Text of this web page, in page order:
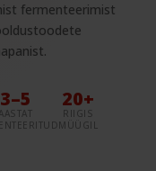
fermenteerimist
3–5
AASTAT
20+
RIIGIS
MÜÜGIL